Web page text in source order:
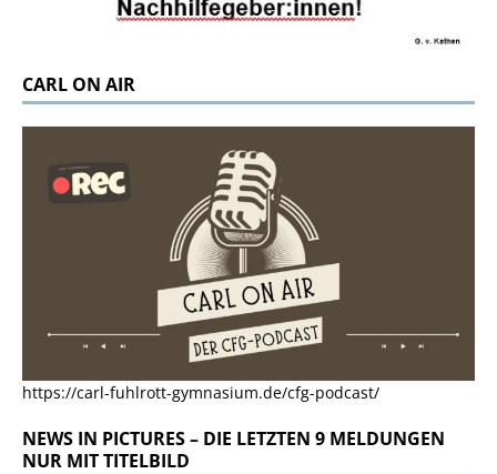
CARL ON AIR
https://carl-fuhlrott-gymnasium.de/cfg-podcast/
NEWS IN PICTURES – DIE LETZTEN 9 MELDUNGEN
NUR MIT TITELBILD